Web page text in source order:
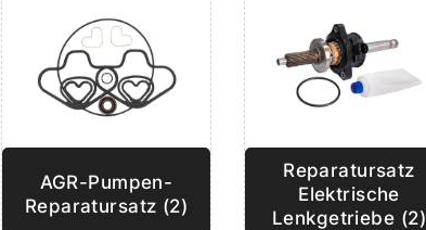
AGR-Pumpen-
Reparatursatz (2)
Reparatursatz
Elektrische
Lenkgetriebe (2)